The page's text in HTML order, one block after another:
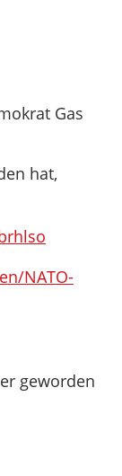
Gas
hat,
NATO-
geworden